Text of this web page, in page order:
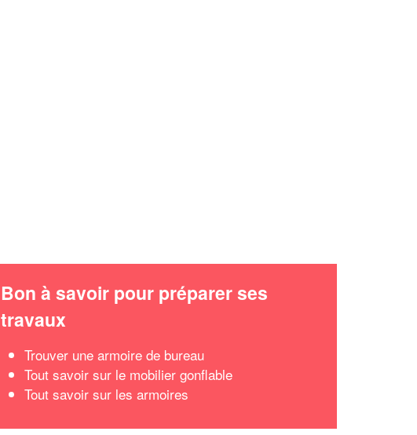
Bon à savoir pour préparer ses
travaux
Trouver une armoire de bureau
Tout savoir sur le mobilier gonflable
Tout savoir sur les armoires